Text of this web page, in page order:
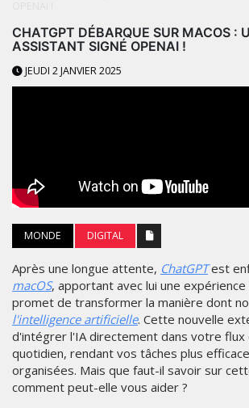
CHATGPT DÉBARQUE SUR MACOS :
ASSISTANT SIGNÉ OPENAI !
JEUDI 2 JANVIER 2025
MONDE DIGITAL
Après une longue attente, ChatGPTest
macOS, apportant avec lui une
promet de transformer la manière dont
l'intelligence artificielle. Cette nouvelle
d'intégrer l'IA directement dans votre flux
quotidien, rendant vos tâches plus
organisées. Mais que faut-il savoir sur
comment peut-elle vous aider ?